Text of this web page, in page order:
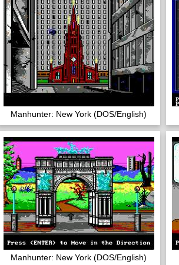
Manhunter: New York (DOS/English)
Manhunter: New York (DOS/English)